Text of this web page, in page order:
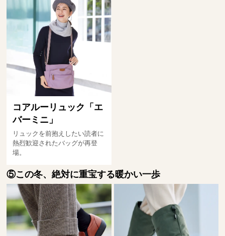
コアルーリュック「エ
バーミニ」
リュックを前抱えしたい読者に
熱烈歓迎されたバッグが再登
場。
⑤この冬、絶対に重宝する暖かい一歩